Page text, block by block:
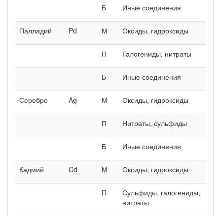
Б Иные соединения
Палладий Pd М Оксиды, гидроксиды
П Галогениды, нитраты
Б Иные соединения
Серебро Ag М Оксиды, гидроксиды
П Нитраты, сульфиды
Б Иные соединения
Кадмий Cd М Оксиды, гидроксиды
П
Сульфиды, галогениды,
нитраты